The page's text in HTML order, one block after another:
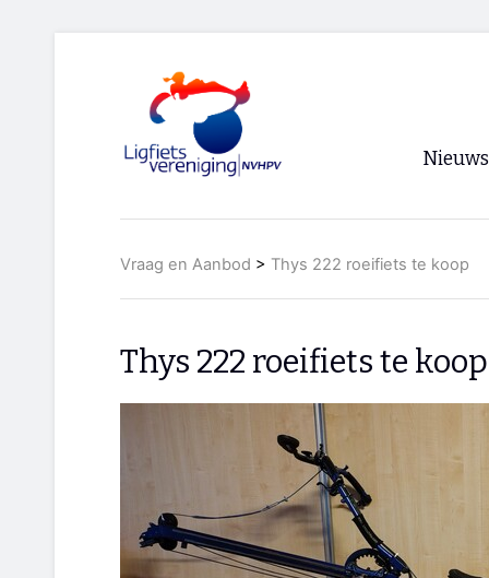
Nieuws
Vraag en Aanbod > Thys 222 roeifiets te koop
Thys 222 roeifiets te koop